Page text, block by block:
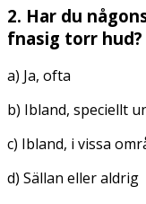
2. Har du
fnasig torr hud?
a) Ja, ofta
b) Ibland, speciellt
c) Ibland, i vissa
d) Sällan eller aldrig